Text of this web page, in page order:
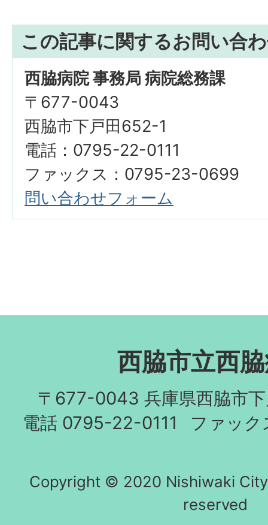
この記事に関するお問い合
西脇病院 事務局 病院総務課
〒677-0043
西脇市下戸田652-1
電話：0795-22-0111
ファックス：0795-23-0699
問い合わせフォーム
西脇市立西
〒677-0043 兵庫県西脇市
電話 0795-22-0111
ファッ
Copyright © 2020 Nishiwaki
reserved